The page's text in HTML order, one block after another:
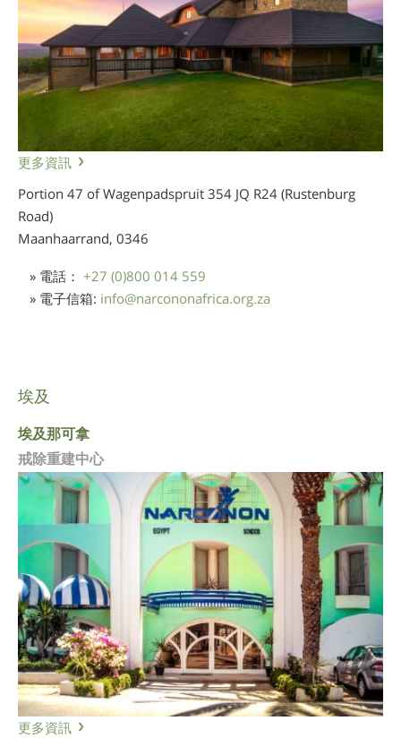
更多資訊
Portion 47 of Wagenpadspruit 354 JQ R24 (Rustenburg
Road)
Maanhaarrand, 0346
» 電話： +27 (0)800 014 559
» 電子信箱: info@narcononafrica.org.za
埃及
埃及那可拿
戒除重建中心
更多資訊